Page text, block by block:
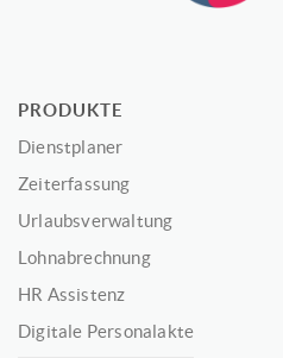
PRODUKTE
Dienstplaner
Zeiterfassung
Urlaubsverwaltung
Lohnabrechnung
HR Assistenz
Digitale Personalakte